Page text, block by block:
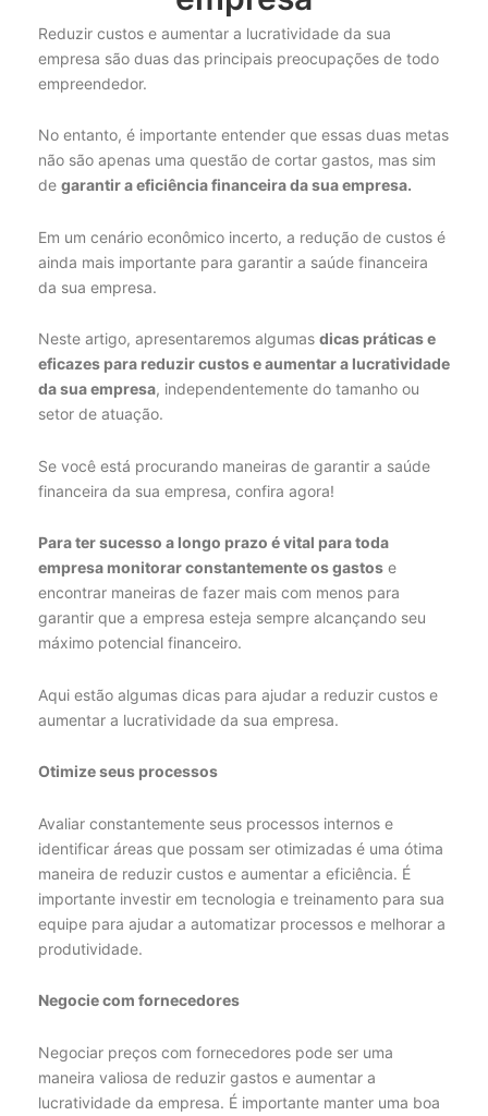
Reduzir custos e aumentar a lucratividade da sua
empresa são duas das principais preocupações de todo
empreendedor.
No entanto, é importante entender que essas duas metas
não são apenas uma questão de cortar gastos, mas sim
de garantir a eficiência financeira da sua empresa.
Em um cenário econômico incerto, a redução de custos é
ainda mais importante para garantir a saúde financeira
da sua empresa.
Neste artigo, apresentaremos algumas dicas práticas e
eficazes para reduzir custos e aumentar a lucratividade
da sua empresa, independentemente do tamanho ou
setor de atuação.
Se você está procurando maneiras de garantir a saúde
financeira da sua empresa, confira agora!
Para ter sucesso a longo prazo é vital para toda
empresa monitorar constantemente os gastose
encontrar maneiras de fazer mais com menos para
garantir que a empresa esteja sempre alcançando seu
máximo potencial financeiro.
Aqui estão algumas dicas para ajudar a reduzir custos e
aumentar a lucratividade da sua empresa.
Otimize seus processos
Avaliar constantemente seus processos internos e
identificar áreas que possam ser otimizadas é uma ótima
maneira de reduzir custos e aumentar a eficiência. É
importante investir em tecnologia e treinamento para sua
equipe para ajudar a automatizar processos e melhorar a
produtividade.
Negocie com fornecedores
Negociar preços com fornecedores pode ser uma
maneira valiosa de reduzir gastos e aumentar a
lucratividade da empresa. É importante manter uma boa